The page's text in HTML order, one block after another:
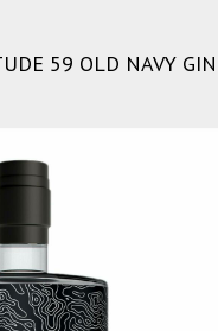
59 OLD NAVY GIN